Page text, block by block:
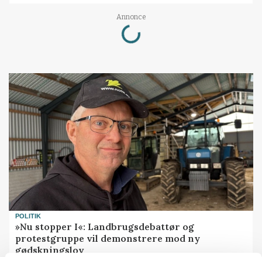
Annonce
Loading...
POLITIK
»Nu stopper I«: Landbrugsdebattør og
protestgruppe vil demonstrere mod ny
gødskningslov